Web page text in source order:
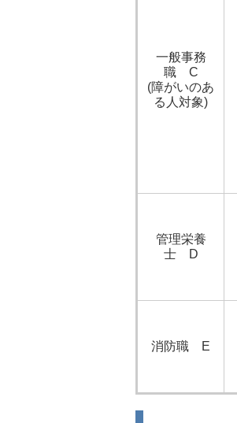
一般事務
職 C
(障がいのあ
る人対象)
管理栄養
士 D
消防職 E